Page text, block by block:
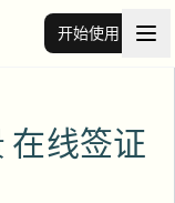
开始使用
在线签证